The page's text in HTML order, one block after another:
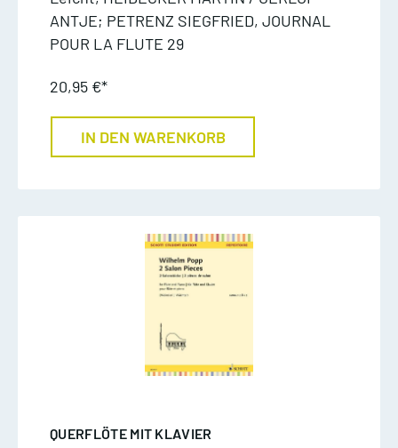
ANTJE; PETRENZ SIEGFRIED, JOURNAL
POUR LA FLUTE 29
20,95 €*
IN DEN WARENKORB
QUERFLÖTE MIT KLAVIER